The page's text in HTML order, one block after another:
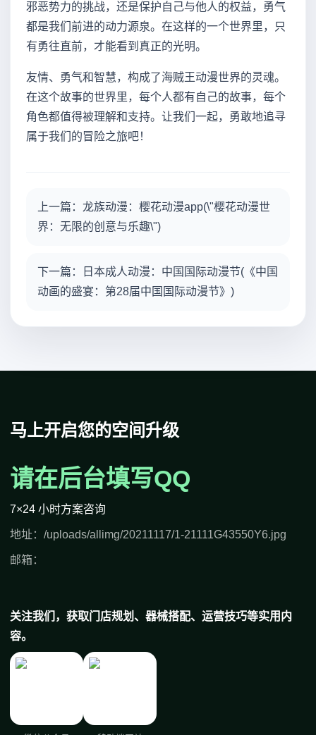
邪恶势力的挑战，还是保护自己与他人的权益，勇气
都是我们前进的动力源泉。在这样的一个世界里，只
有勇往直前，才能看到真正的光明。
友情、勇气和智慧，构成了海贼王动漫世界的灵魂。
在这个故事的世界里，每个人都有自己的故事，每个
角色都值得被理解和支持。让我们一起，勇敢地追寻
属于我们的冒险之旅吧！
上一篇：龙族动漫：樱花动漫app(\"樱花动漫世
界：无限的创意与乐趣\")
下一篇：日本成人动漫：中国国际动漫节(《中国
动画的盛宴：第28届中国国际动漫节》)
马上开启您的空间升级
请在后台填写QQ
7×24 小时方案咨询
地址：/uploads/allimg/20211117/1-21111G43550Y6.jpg
邮箱：
关注我们，获取门店规划、器械搭配、运营技巧等实用内
容。